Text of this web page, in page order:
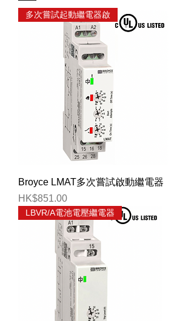
多次嘗試起動繼電器啟
Broyce LMAT多次嘗試啟動繼電器
價格
HK$851.00
LBVR/A電池電壓繼電器